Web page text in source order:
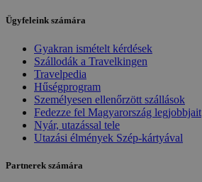
Ügyfeleink számára
Gyakran ismételt kérdések
Szállodák a Travelkingen
Travelpedia
Hűségprogram
Személyesen ellenőrzött szállások
Fedezze fel Magyarország legjobbjait
Nyár, utazással tele
Utazási élmények Szép-kártyával
Partnerek számára